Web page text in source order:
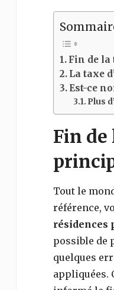
Fin de la
La taxe
Est-ce
Plus
Fin de
Tout le
référence,
résidences
possible de
quelques
appliquées.